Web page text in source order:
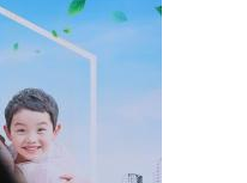
확